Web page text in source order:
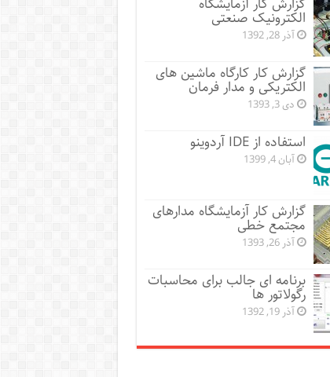
الکترونیک صنعتی
آذر 28, 1392
گزارش کار کارگاه ماشین های
الکتریکی و مدار فرمان
دی 3, 1393
استفاده از IDE آردوینو
آبان 4, 1399
گزارش کار آزمایشگاه مدارهای
مجتمع خطی
آذر 26, 1393
برنامه ای جالب برای محاسبات
رگولاتور ها
آذر 19, 1392